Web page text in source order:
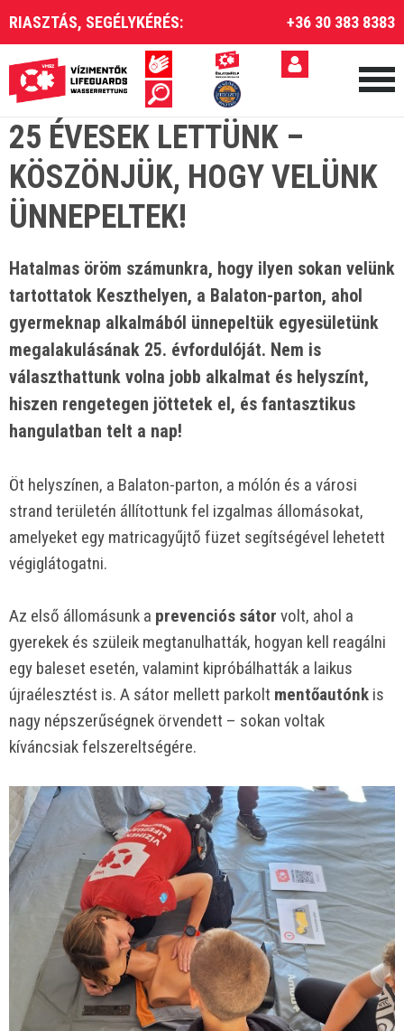
RIASZTÁS, SEGÉLYKÉRÉS: +36 30 383 8383
25 ÉVESEK LETTÜNK –
KÖSZÖNJÜK, HOGY VELÜNK
ÜNNEPELTEK!
Hatalmas öröm számunkra, hogy ilyen sokan velünk
tartottatok Keszthelyen, a Balaton-parton, ahol
gyermeknap alkalmából ünnepeltük egyesületünk
megalakulásának 25. évfordulóját. Nem is
választhattunk volna jobb alkalmat és helyszínt,
hiszen rengetegen jöttetek el, és fantasztikus
hangulatban telt a nap!
Öt helyszínen, a Balaton-parton, a mólón és a városi
strand területén állítottunk fel izgalmas állomásokat,
amelyeket egy matricagyűjtő füzet segítségével lehetett
végiglátogatni.
Az első állomásunk a prevenciós sátor volt, ahol a
gyerekek és szüleik megtanulhatták, hogyan kell reagálni
egy baleset esetén, valamint kipróbálhatták a laikus
újraélesztést is. A sátor mellett parkolt mentőautónk is
nagy népszerűségnek örvendett – sokan voltak
kíváncsiak felszereltségére.